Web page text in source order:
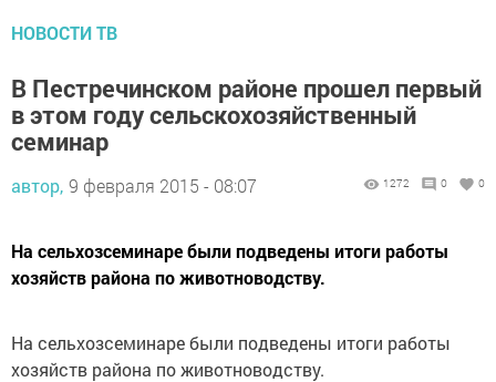
НОВОСТИ ТВ
В Пестречинском районе прошел первый
в этом году сельскохозяйственный
семинар
автор, 9 февраля 2015 - 08:07 1272 0 0
На сельхозсеминаре были подведены итоги работы
хозяйств района по животноводству.
На сельхозсеминаре были подведены итоги работы
хозяйств района по животноводству.